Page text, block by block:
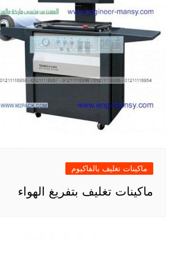
ماكينات تغليف بالفاكيوم
ماكينات تغليف بتفريغ الهواء